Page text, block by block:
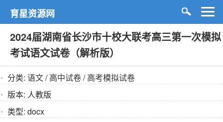
育星资源网
2024届湖南省长沙市十校大联考高三第一次模拟
考试语文试卷（解析版）
分类: 语文/高中试卷/高考模拟试卷
版本: 人教版
类型: docx